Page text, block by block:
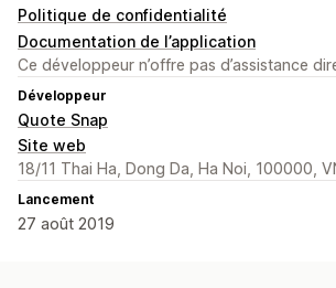
Politique de confidentialité
Documentation de l’application
Ce développeur n’offre pas d’assistance
Développeur
Quote Snap
Site web
18/11 Thai Ha, Dong Da, Ha Noi, 100000,
Lancement
27 août 2019